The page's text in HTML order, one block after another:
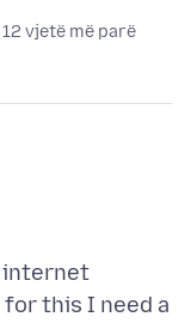
vjetë më parë
internet
this I need a